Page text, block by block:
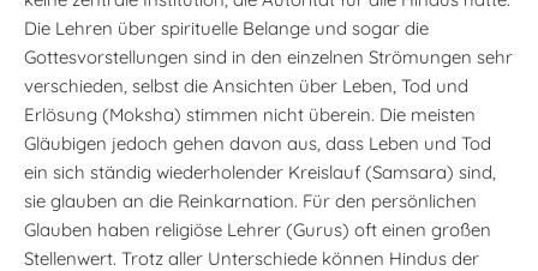
Die Lehren über spirituelle Belange und sogar die
Gottesvorstellungen sind in den einzelnen Strömungen sehr
verschieden, selbst die Ansichten über Leben, Tod und
Erlösung (Moksha) stimmen nicht überein. Die meisten
Gläubigen jedoch gehen davon aus, dass Leben und Tod
ein sich ständig wiederholender Kreislauf (Samsara) sind,
sie glauben an die Reinkarnation. Für den persönlichen
Glauben haben religiöse Lehrer (Gurus) oft einen großen
Stellenwert. Trotz aller Unterschiede können Hindus der